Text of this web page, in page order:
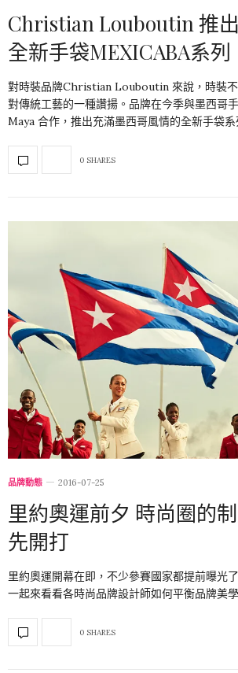
Christian Louboutin 推
全新手袋MEXICABA系列
對時裝品牌Christian Louboutin 來說，時裝
對傳統工藝的一種讚揚。品牌在今季與墨西哥
Maya 合作，推出充滿墨西哥風情的全新手袋
0 SHARES
品牌動態 2016-07-25
里約奧運前夕 時尚圈的
先開打
里約奧運開幕在即，不少參賽國家都提前曝光
一起來看看各時尚品牌設計師如何平衡品牌美
0 SHARES